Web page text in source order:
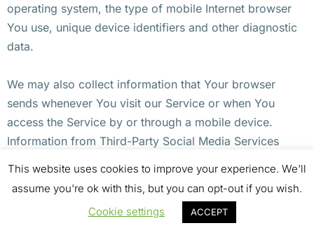
operating system, the type of mobile Internet browser
You use, unique device identifiers and other diagnostic
data.
We may also collect information that Your browser
sends whenever You visit our Service or when You
access the Service by or through a mobile device.
Information from Third-Party Social Media Services
The Company allows You to create an account and log
in to use the Service through the following Third-party
Social Media Services:
This website uses cookies to improve your experience. We'll
assume you're ok with this, but you can opt-out if you wish.
Cookie settings
ACCEPT